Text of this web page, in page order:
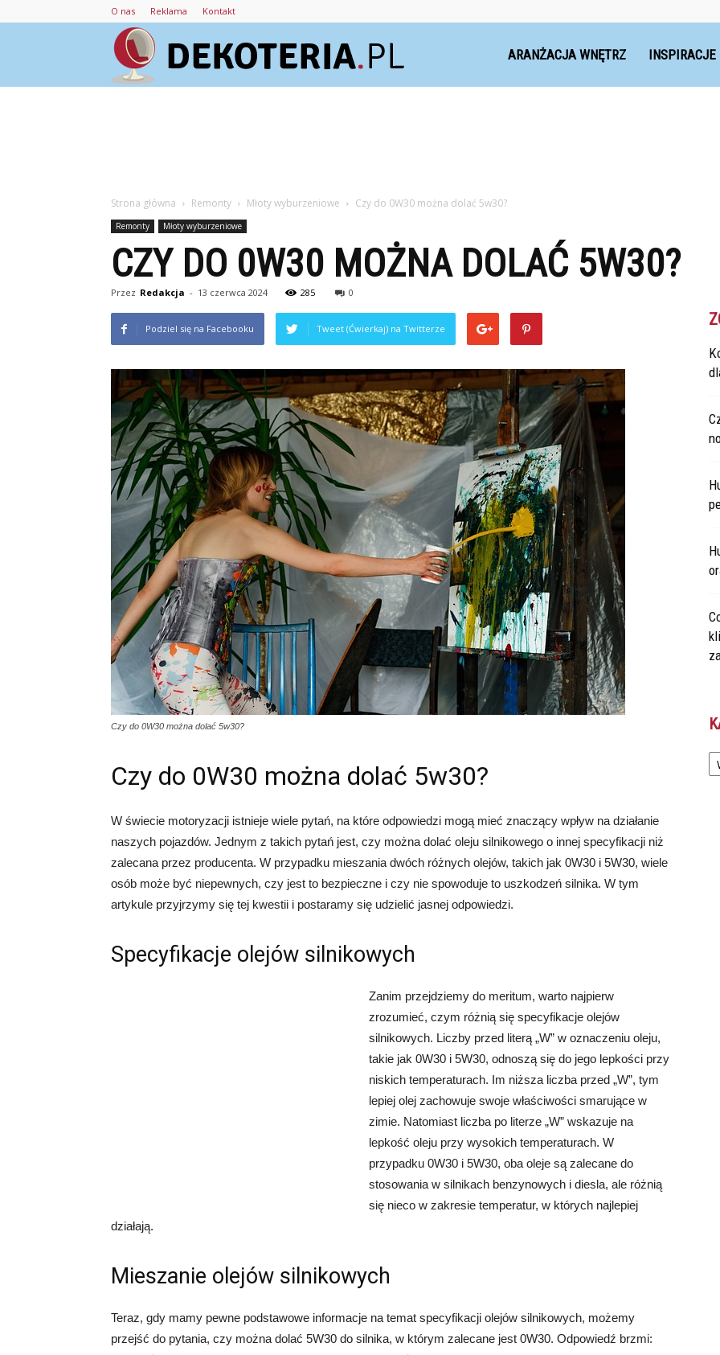
O nas Reklama Kontakt
ARANŻACJA WNĘTRZ INSPIRACJE
Strona główna Remonty Młoty wyburzeniowe Czy do 0W30 można dolać 5w30?
Remonty Młoty wyburzeniowe
CZY DO 0W30 MOŻNA DOLAĆ 5W30?
Przez Redakcja - 13 czerwca 2024 285 0
Podziel się na Facebooku Tweet (Ćwierkaj) na Twitterze
Czy do 0W30 można dolać 5w30?
Czy do 0W30 można dolać 5w30?
W świecie motoryzacji istnieje wiele pytań, na które odpowiedzi mogą mieć znaczący wpływ na działanie
naszych pojazdów. Jednym z takich pytań jest, czy można dolać oleju silnikowego o innej specyfikacji niż
zalecana przez producenta. W przypadku mieszania dwóch różnych olejów, takich jak 0W30 i 5W30, wiele
osób może być niepewnych, czy jest to bezpieczne i czy nie spowoduje to uszkodzeń silnika. W tym
artykule przyjrzymy się tej kwestii i postaramy się udzielić jasnej odpowiedzi.
Specyfikacje olejów silnikowych
Zanim przejdziemy do meritum, warto najpierw
zrozumieć, czym różnią się specyfikacje olejów
silnikowych. Liczby przed literą „W” w oznaczeniu oleju,
takie jak 0W30 i 5W30, odnoszą się do jego lepkości przy
niskich temperaturach. Im niższa liczba przed „W”, tym
lepiej olej zachowuje swoje właściwości smarujące w
zimie. Natomiast liczba po literze „W” wskazuje na
lepkość oleju przy wysokich temperaturach. W
przypadku 0W30 i 5W30, oba oleje są zalecane do
stosowania w silnikach benzynowych i diesla, ale różnią
się nieco w zakresie temperatur, w których najlepiej
działają.
Mieszanie olejów silnikowych
Teraz, gdy mamy pewne podstawowe informacje na temat specyfikacji olejów silnikowych, możemy
przejść do pytania, czy można dolać 5W30 do silnika, w którym zalecane jest 0W30. Odpowiedź brzmi: